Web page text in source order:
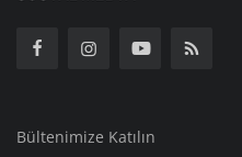
Bültenimize Katılın